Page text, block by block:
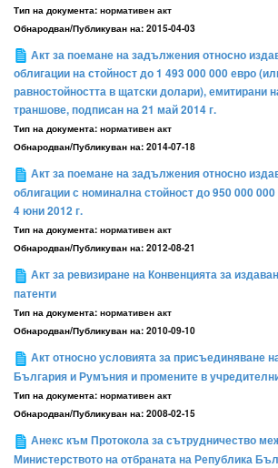
Тип на документа: нормативен акт
Обнародван/Публикуван на: 2015-04-03
Акт за поемане на задължения относно
облигации на стойност до 1 493 000 000 евро
равностойността в щатски долари), емитирани
траншове, подписан на 21 май 2014 г.
Тип на документа: нормативен акт
Обнародван/Публикуван на: 2014-07-18
Акт за поемане на задължения относно
облигации с номинална стойност до 950 000
4 юни 2012 г.
Тип на документа: нормативен акт
Обнародван/Публикуван на: 2012-08-21
Акт за ревизиране на Конвенцията за
патенти
Тип на документа: нормативен акт
Обнародван/Публикуван на: 2010-09-10
Акт относно условията за присъединяване
България и Румъния и промените в
Тип на документа: нормативен акт
Обнародван/Публикуван на: 2008-02-15
Анекс към Протокола за сътрудничество
Министерството на отбраната на Република